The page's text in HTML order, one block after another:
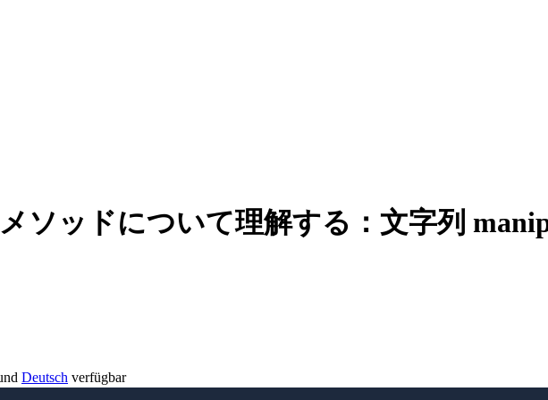
ソッドについて理解する：文字列
Deutsch verfügbar